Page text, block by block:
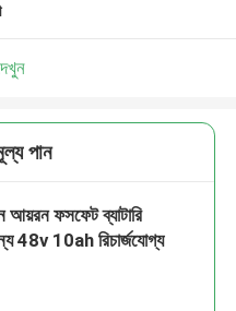
পান
আয়রন ফসফেট ব্যাটারি
48v 10ah রিচার্জযোগ্য